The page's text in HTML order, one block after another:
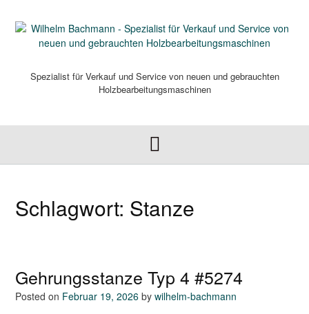
content
Spezialist für Verkauf und Service von neuen und gebrauchten
Holzbearbeitungsmaschinen
Schlagwort: Stanze
Gehrungsstanze Typ 4 #5274
Posted on Februar 19, 2026 by wilhelm-bachmann